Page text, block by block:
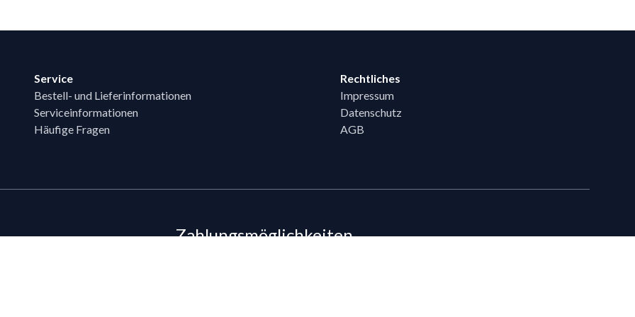
Service
Bestell- und Lieferinformationen
Serviceinformationen
Häufige Fragen
Rechtliches
Impressum
Datenschutz
AGB
Zahlungsmöglichkeiten